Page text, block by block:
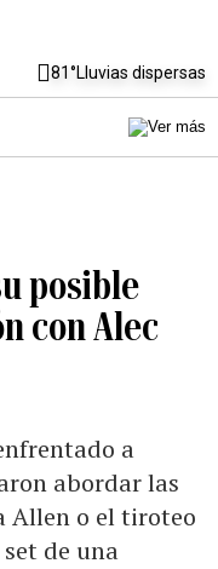
81°Lluvias dispersas
posible
con Alec
a
abordar las
Allen o el tiroteo
de una